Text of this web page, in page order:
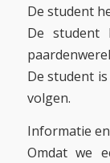
De student
De student
De student
volgen.
Informatie
Omdat we